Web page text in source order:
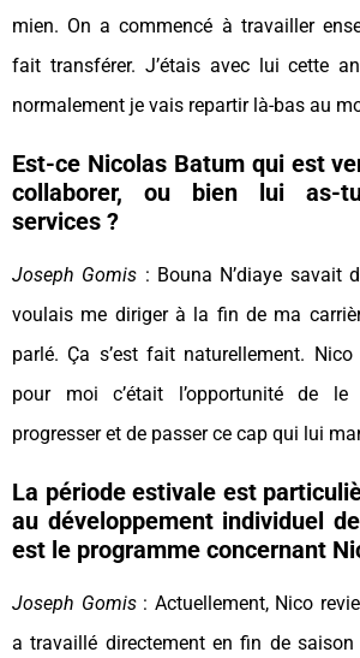
mien. On a commencé à travailler
fait transférer. J’étais avec lui cette
normalement je vais repartir là-bas au
Est-ce Nicolas Batum qui est
collaborer, ou bien lui as-
services ?
Joseph Gomis : Bouna N’diaye savait
voulais me diriger à la fin de ma
parlé. Ça s’est fait naturellement.
pour moi c’était l’opportunité de
progresser et de passer ce cap qui lui
La période estivale est
au développement individuel
est le programme concernant
Joseph Gomis: Actuellement, Nico
a travaillé directement en fin de saison